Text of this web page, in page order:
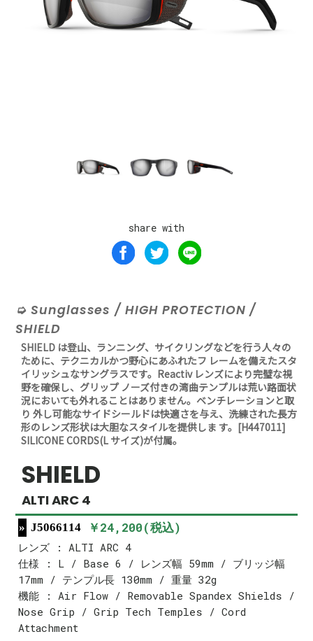
share with
Sunglasses / HIGH PROTECTION /
SHIELD
SHIELD は登山、ランニング、サイクリングなどを行う人々の
ために、テクニカルかつ野心にあふれたフ レームを備えたスタ
イリッシュなサングラスです。Reactiv レンズにより完璧な視
野を確保し、グリップ ノーズ付きの湾曲テンプルは荒い路面状
況においても外れることはありません。ベンチレーションと取
り 外し可能なサイドシールドは快適さを与え、洗練された長方
形のレンズ形状は大胆なスタイルを提供しま す。[H447011]
SILICONE CORDS(L サイズ)が付属。
SHIELD
ALTI ARC 4
J5066114 ￥24,200(税込)
レンズ : ALTI ARC 4
仕様 : L / Base 6 / レンズ幅 59mm / ブリッジ幅
17mm / テンプル長 130mm / 重量 32g
機能 : Air Flow / Removable Spandex Shields /
Nose Grip / Grip Tech Temples / Cord
Attachment